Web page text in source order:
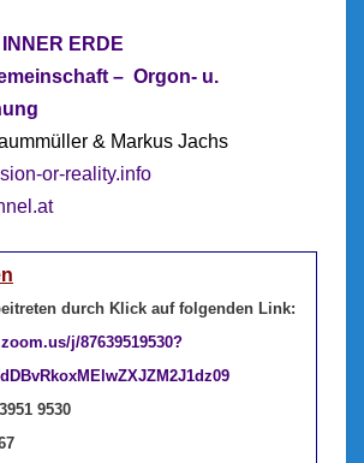
ERDE
– Orgon- u.
& Markus Jachs
or-reality.info
durch Klick auf folgenden Link:
j/87639519530?
9530